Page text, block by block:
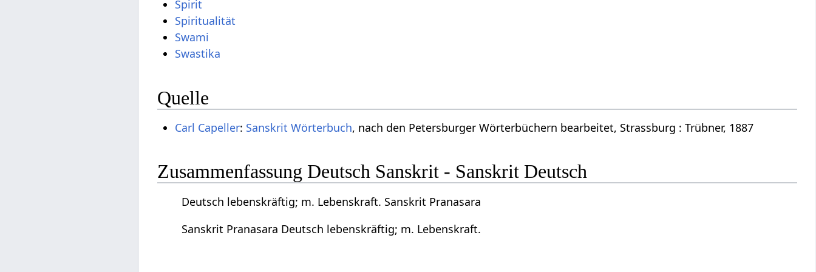
Spirit
Spiritualität
Swami
Swastika
Quelle
Carl Capeller: Sanskrit Wörterbuch, nach den Petersburger Wörterbüchern bearbeitet, Strassburg : Trübner, 1887
Zusammenfassung Deutsch Sanskrit - Sanskrit Deutsch
Deutsch lebenskräftig; m. Lebenskraft. Sanskrit Pranasara
Sanskrit Pranasara Deutsch lebenskräftig; m. Lebenskraft.